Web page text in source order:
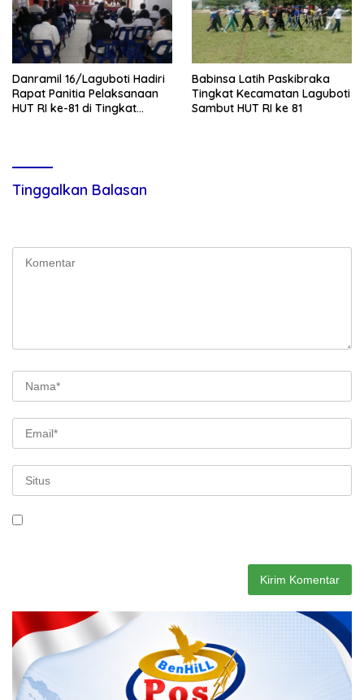
Danramil 16/Laguboti Hadiri
Rapat Panitia Pelaksanaan
HUT RI ke-81 di Tingkat
Babinsa Latih Paskibraka
Tingkat Kecamatan Laguboti
Sambut HUT RI ke 81
Tinggalkan Balasan